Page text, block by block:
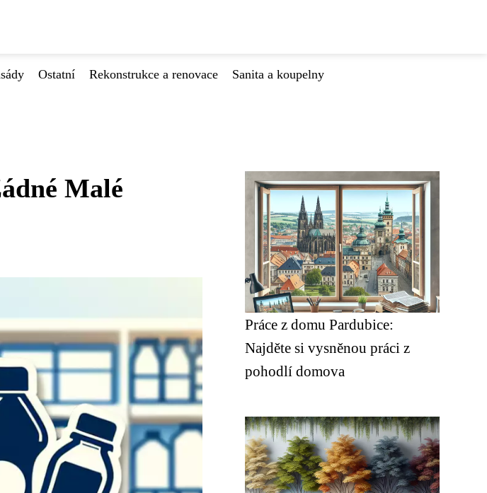
Ostatní Rekonstrukce a renovace
Sanita a koupelny
Malé
Práce z domu Pardubice:
Najděte si vysněnou práci z
pohodlí domova